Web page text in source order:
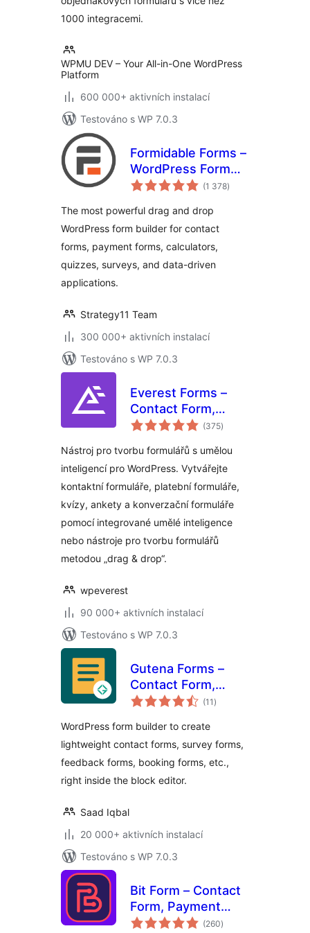
1000 integracemi.
WPMU DEV – Your All-in-One WordPress
Platform
600 000+ aktivních instalací
Testováno s WP 7.0.3
Formidable Forms –
WordPress Form
Builder for Contact
Quizzes & More
(1 378celkové
hodnocení
)
The most powerful drag and drop
WordPress form builder for contact
forms, payment forms, calculators,
quizzes, surveys, and data-driven
applications.
Strategy11 Team
300 000+ aktivních instalací
Testováno s WP 7.0.3
Everest Forms –
Contact Form,
Payment Form,
Custom Form
Builder with AI
(375celkové
hodnocení
)
Nástroj pro tvorbu formulářů s umělou
inteligencí pro WordPress. Vytvářejte
kontaktní formuláře, platební formuláře,
kvízy, ankety a konverzační formuláře
pomocí integrované umělé inteligence
nebo nástroje pro tvorbu formulářů
metodou „drag & drop“.
wpeverest
90 000+ aktivních instalací
Testováno s WP 7.0.3
Gutena Forms –
Contact Form,
Survey Form,
Booking Form, and
Custom Form
Builder
(11 celkové
hodnocení
)
WordPress form builder to create
lightweight contact forms, survey forms,
feedback forms, booking forms, etc.,
right inside the block editor.
Saad Iqbal
20 000+ aktivních instalací
Testováno s WP 7.0.3
Bit Form – Contact
Form, Payment
Forms, Multi Step
(260celkové
hodnocení
)